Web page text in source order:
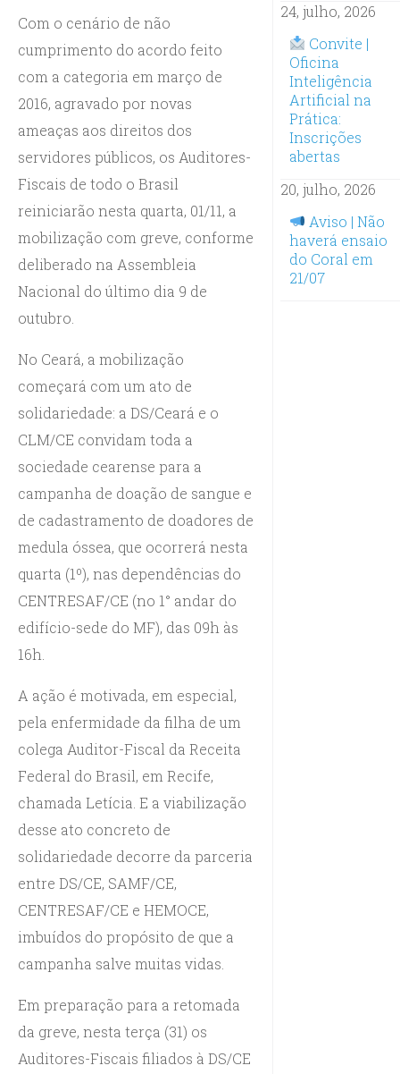
Com o cenário de não
cumprimento do acordo feito
com a categoria em março de
2016, agravado por novas
ameaças aos direitos dos
servidores públicos, os Auditores-
Fiscais de todo o Brasil
reiniciarão nesta quarta, 01/11, a
mobilização com greve, conforme
deliberado na Assembleia
Nacional do último dia 9 de
outubro.
No Ceará, a mobilização
começará com um ato de
solidariedade: a DS/Ceará e o
CLM/CE convidam toda a
sociedade cearense para a
campanha de doação de sangue e
de cadastramento de doadores de
medula óssea, que ocorrerá nesta
quarta (1º), nas dependências do
CENTRESAF/CE (no 1° andar do
edifício-sede do MF), das 09h às
16h.
A ação é motivada, em especial,
pela enfermidade da filha de um
colega Auditor-Fiscal da Receita
Federal do Brasil, em Recife,
chamada Letícia. E a viabilização
desse ato concreto de
solidariedade decorre da parceria
entre DS/CE, SAMF/CE,
CENTRESAF/CE e HEMOCE,
imbuídos do propósito de que a
campanha salve muitas vidas.
Em preparação para a retomada
da greve, nesta terça (31) os
Auditores-Fiscais filiados à DS/CE
24, julho, 2026
Convite |
Oficina
Inteligência
Artificial na
Prática:
Inscrições
abertas
20, julho, 2026
Aviso | Não
haverá ensaio
do Coral em
21/07